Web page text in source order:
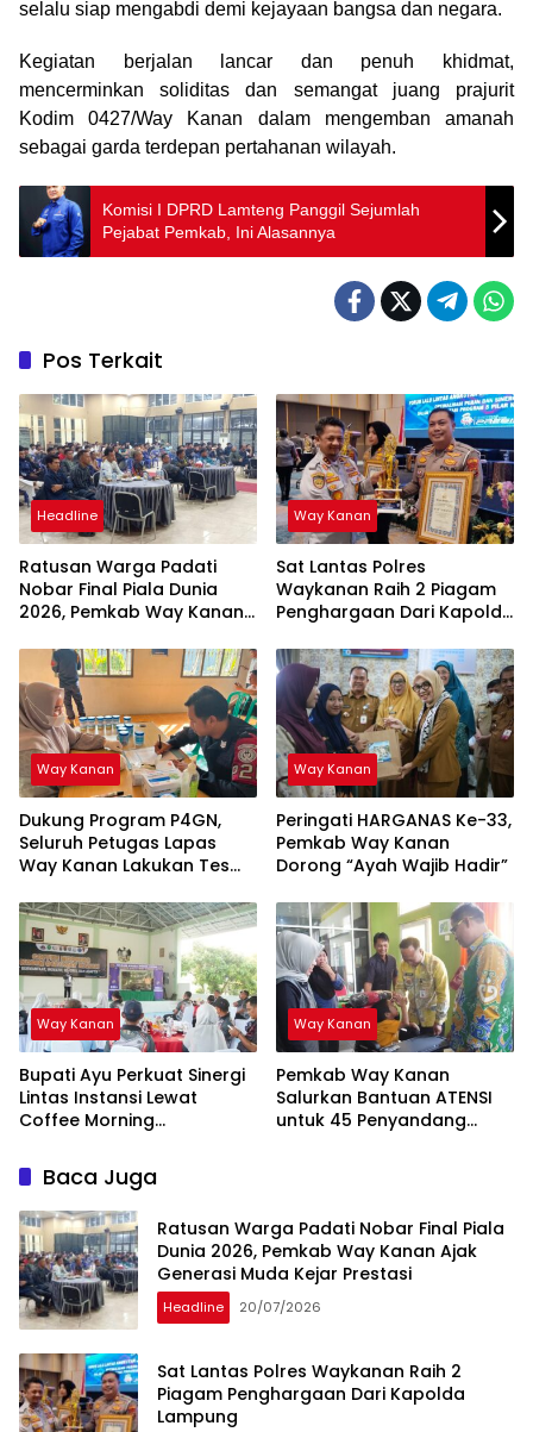
selalu siap mengabdi demi kejayaan bangsa dan negara.
Kegiatan berjalan lancar dan penuh khidmat,
mencerminkan soliditas dan semangat juang prajurit
Kodim 0427/Way Kanan dalam mengemban amanah
sebagai garda terdepan pertahanan wilayah.
Komisi I DPRD Lamteng Panggil Sejumlah
Pejabat Pemkab, Ini Alasannya
Pos Terkait
Headline
Ratusan Warga Padati
Nobar Final Piala Dunia
2026, Pemkab Way Kanan
Prestasi
Way Kanan
Sat Lantas Polres
Waykanan Raih 2 Piagam
Penghargaan Dari Kapolda
Way Kanan
Dukung Program P4GN,
Seluruh Petugas Lapas
Way Kanan Lakukan Tes
Way Kanan
Peringati HARGANAS Ke-33,
Pemkab Way Kanan
Dorong “Ayah Wajib Hadir”
Way Kanan
Bupati Ayu Perkuat Sinergi
Lintas Instansi Lewat
Coffee Morning
Way Kanan
Pemkab Way Kanan
Salurkan Bantuan ATENSI
untuk 45 Penyandang
Baca Juga
Ratusan Warga Padati Nobar Final Piala
Dunia 2026, Pemkab Way Kanan Ajak
Generasi Muda Kejar Prestasi
Headline 20/07/2026
Sat Lantas Polres Waykanan Raih 2
Piagam Penghargaan Dari Kapolda
Lampung